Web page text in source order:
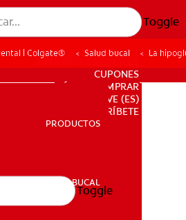
Toggle
PRODUCTOS
SALUD BUCAL
PARA PROFESIONALES
CUPONES
DÓNDE COMPRAR
VE (ES)
SUSCRÍBETE
PRODUCTOS
SALUD BUCAL
Toggle
| Colgate® Salud bucal La
y el
niveles de